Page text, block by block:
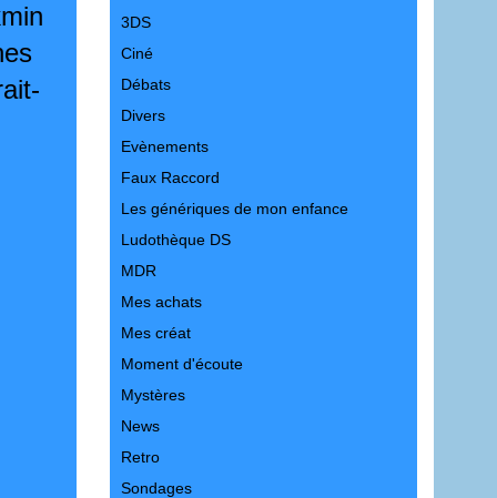
3DS
Ciné
Débats
Divers
Evènements
Faux Raccord
Les génériques de mon enfance
Ludothèque DS
MDR
Mes achats
Mes créat
Moment d'écoute
Mystères
News
Retro
Sondages